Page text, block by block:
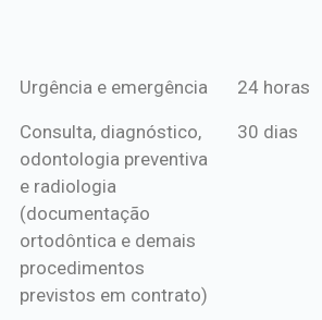
*Procedimentos Amil
mensal*
Urgência e emergência 24 horas
Consulta, diagnóstico,
odontologia preventiva
e radiologia
(documentação
ortodôntica e demais
procedimentos
previstos em contrato)
30 dias